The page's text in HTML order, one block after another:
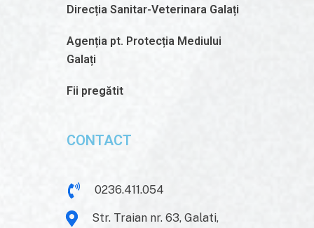
Direcția Sanitar-Veterinara Galați
Agenția pt. Protecția Mediului
Galați
Fii pregătit
CONTACT
0236.411.054
Str. Traian nr. 63, Galati,